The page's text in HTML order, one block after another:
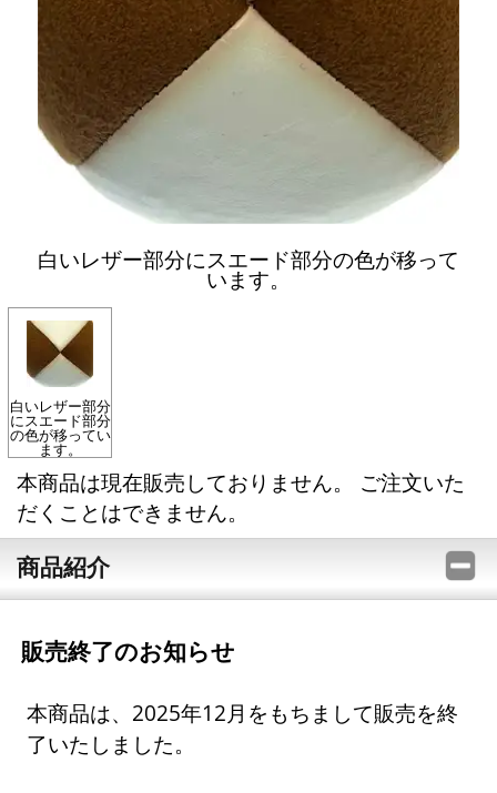
白いレザー部分にスエード部分の色が移って
います。
白いレザー部分
にスエード部分
の色が移ってい
ます。
本商品は現在販売しておりません。 ご注文いた
だくことはできません。
商品紹介
販売終了のお知らせ
本商品は、2025年12月をもちまして販売を終
了いたしました。